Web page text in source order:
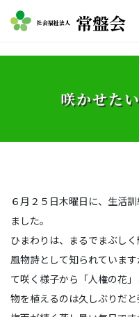
社会福祉法人 常盤会
咲かせた
６月２５日木曜日に、生活
ました。
ひまわりは、まるでまぶし
風物詩として知られていま
て咲く様子から「人権の花
物を植えるのは久しぶりだと